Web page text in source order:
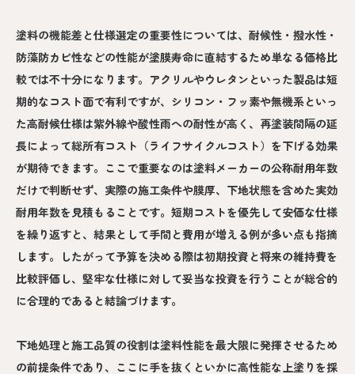
塗料の機能差と仕様選定の重要性については、耐候性・撥水性・
防藻防カビ性などの性能が塗膜寿命に直結するため単なる価格比
較では不十分になります。アクリルやウレタンといった製品は短
期的なコスト面で有利ですが、シリコン・フッ素や無機系といっ
た高耐候仕様は紫外線や酸性雨への耐性が高く、再塗装間隔の延
長によって総所有コスト（ライフサイクルコスト）を下げる効果
が期待できます。ここで重要なのは塗料メーカーの公称耐用年数
だけで判断せず、実際の施工条件や膜厚、下地状態を含めた実効
耐用年数を見積もることです。短期コストを優先して安価な仕様
を繰り返すと、結果として手間と費用が増える例が多い点も指摘
します。したがって予算を決める際は初期投資と将来の維持費を
比較評価し、堅牢な仕様に対して妥当な投資を行うことが総合的
に合理的であると結論づけます。
下地処理と施工品質の役割は塗料性能を最大限に発揮させるため
の前提条件であり、ここに手を抜くといかに高性能な上塗りを採